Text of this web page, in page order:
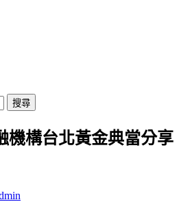
機構台北黃金典當分享